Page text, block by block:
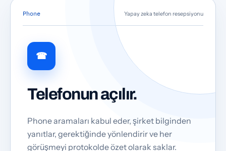
Phone Yapay zeka telefon resepsiyonu
☎
Telefonun açılır.
Phone aramaları kabul eder, şirket bilginden
yanıtlar, gerektiğinde yönlendirir ve her
görüşmeyi protokolde özet olarak saklar.